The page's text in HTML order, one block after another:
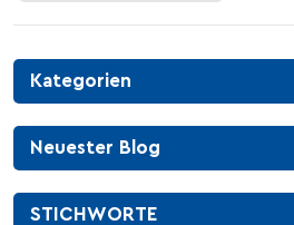
Kategorien
Neuester Blog
STICHWORTE